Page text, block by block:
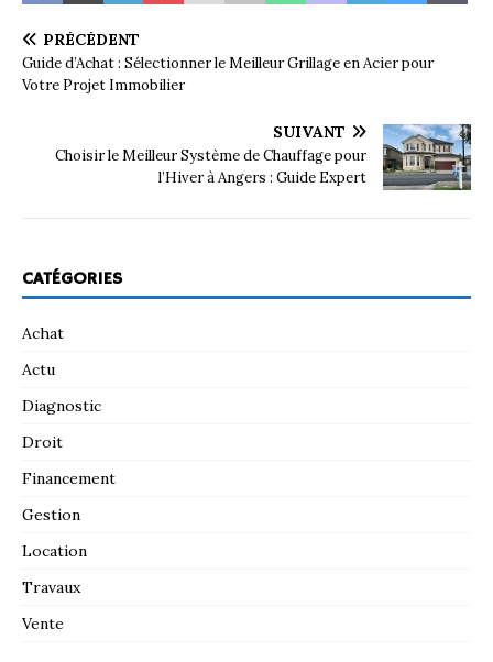
PRÉCÉDENT
Guide d’Achat : Sélectionner le Meilleur Grillage en Acier pour
Votre Projet Immobilier
SUIVANT
Choisir le Meilleur Système de Chauffage pour
l’Hiver à Angers : Guide Expert
CATÉGORIES
Achat
Actu
Diagnostic
Droit
Financement
Gestion
Location
Travaux
Vente